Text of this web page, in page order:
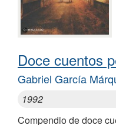
Doce cuentos
Gabriel García
1992
Compendio de doce